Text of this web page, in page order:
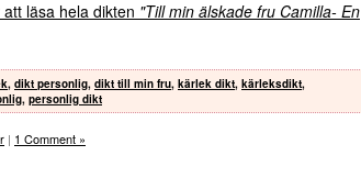
läsa hela dikten "Till min älskade fru Camilla- En
, dikt personlig, dikt till min fru, kärlek dikt, kärleksdikt,
, personlig dikt
| 1 Comment »